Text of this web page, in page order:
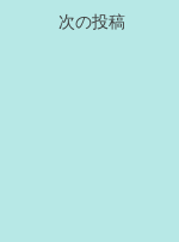
次の投稿